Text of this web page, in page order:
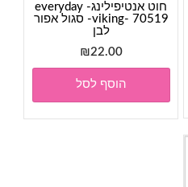
חוט אנטיפילינג- everyday
viking- 70519- סגול אפור
לבן
₪22.00
הוסף לסל